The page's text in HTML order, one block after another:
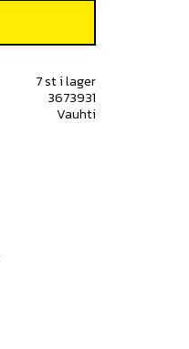
7 st i lager
3673931
Vauhti